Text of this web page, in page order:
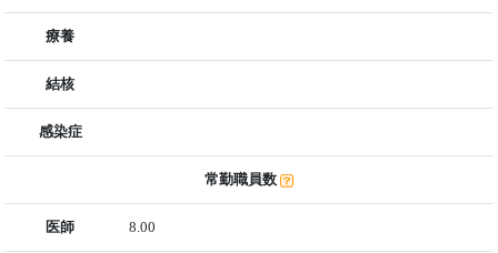
療養
結核
感染症
常勤職員数
医師 8.00